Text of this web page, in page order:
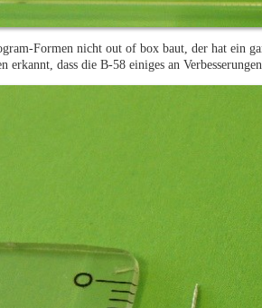
Formen nicht out of box baut, der hat ein
erkannt, dass die B-58 einiges an